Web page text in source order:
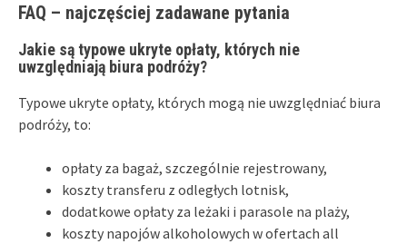
FAQ – najczęściej zadawane pytania
Jakie są typowe ukryte opłaty, których nie
uwzględniają biura podróży?
Typowe ukryte opłaty, których mogą nie uwzględniać biura
podróży, to:
opłaty za bagaż, szczególnie rejestrowany,
koszty transferu z odległych lotnisk,
dodatkowe opłaty za leżaki i parasole na plaży,
koszty napojów alkoholowych w ofertach all